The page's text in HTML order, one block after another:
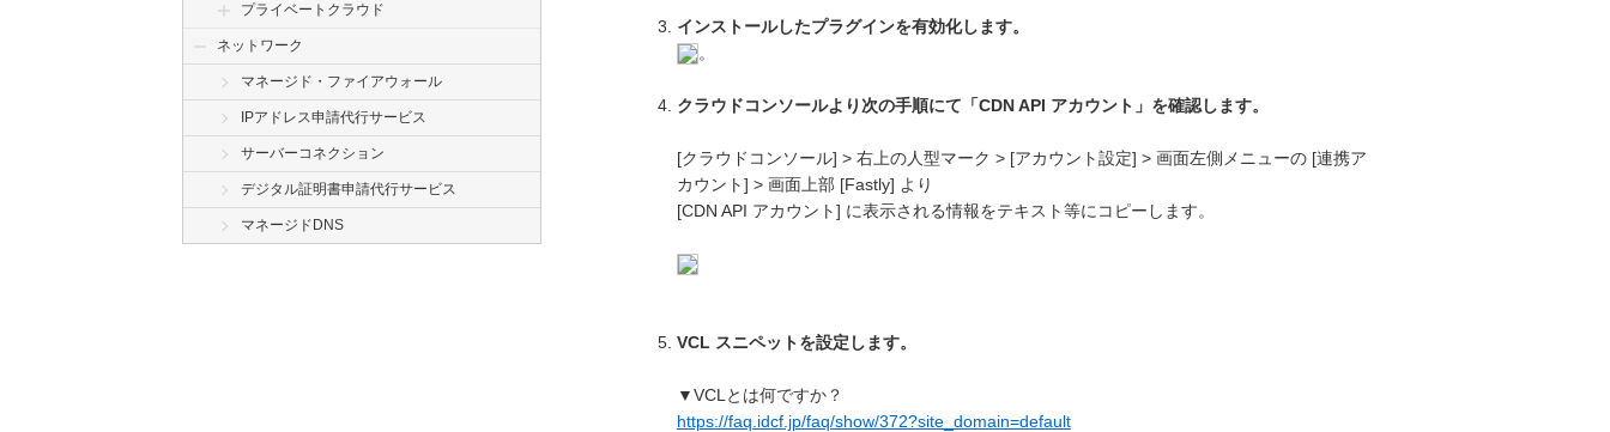
プライベートクラウド
ネットワーク
マネージド・ファイアウォール
IPアドレス申請代行サービス
サーバーコネクション
デジタル証明書申請代行サービス
マネージドDNS
インストールしたプラグインを有効化します。
。
クラウドコンソールより次の手順にて「CDN API アカウント」を確認します。
[クラウドコンソール] > 右上の人型マーク > [アカウント設定] > 画面左側メニューの [連携ア
カウント] > 画面上部 [Fastly] より
[CDN API アカウント] に表示される情報をテキスト等にコピーします。
VCL スニペットを設定します。
▼VCLとは何ですか？
https://faq.idcf.jp/faq/show/372?site_domain=default